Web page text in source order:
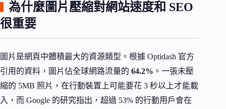
為什麼圖片壓縮對網站速度和 SEO
很重要
圖片是網頁中體積最大的資源類型。根據 Optidash 官方
引用的資料，圖片佔全球網路流量的 64.2% 。一張未壓
縮的 5MB 照片，在行動裝置上可能要花 3 秒以上才能載
入，而 Google 的研究指出，超過 53% 的行動用戶會在